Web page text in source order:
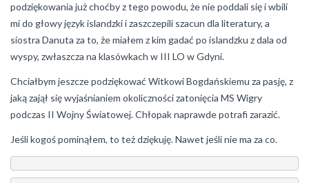
podziękowania już choćby z tego powodu, że nie poddali się i wbili
mi do głowy język islandzki i zaszczepili szacun dla literatury, a
siostra Danuta za to, że miałem z kim gadać po islandzku z dala od
wyspy, zwłaszcza na klasówkach w III LO w Gdyni.
Chciałbym jeszcze podziękować Witkowi Bogdańskiemu za pasję, z
jaką zajął się wyjaśnianiem okoliczności zatonięcia MS Wigry
podczas II Wojny Światowej. Chłopak naprawde potrafi zarazić.
Jeśli kogoś pominąłem, to też dziękuję. Nawet jeśli nie ma za co.